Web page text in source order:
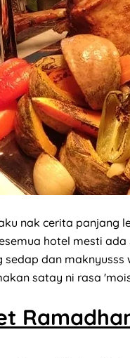
nak cerita panjang
hotel mesti
sedap dan maknyusss
satay ni rasa